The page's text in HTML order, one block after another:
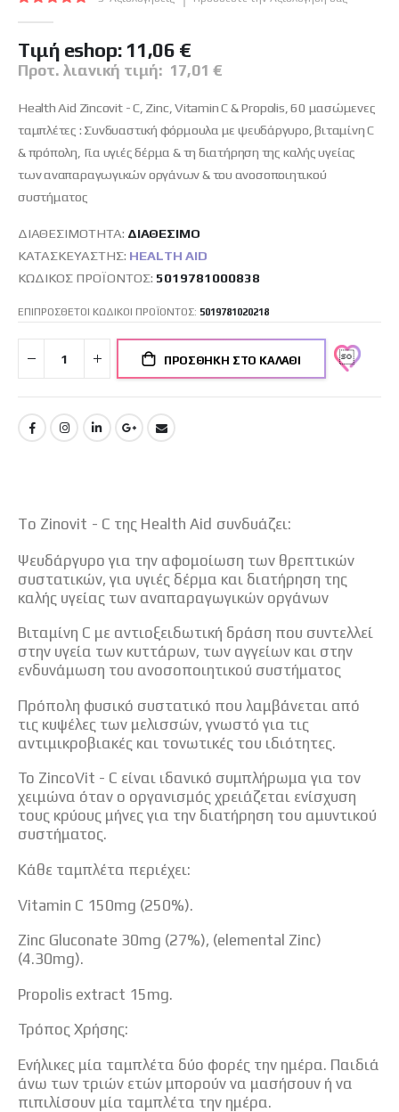
Tιμή eshop: 11,06 €
Προτ. λιανική τιμή: 17,01 €
Health Aid Zincovit - C, Zinc, Vitamin C & Propolis, 60 μασώμενες
ταμπλέτες : Συνδυαστική φόρμουλα με ψευδάργυρο, βιταμίνη C
& πρόπολη, Για υγιές δέρμα & τη διατήρηση της καλής υγείας
των αναπαραγωγικών οργάνων & του ανοσοποιητικού
συστήματος
ΔΙΑΘΕΣΙΜΌΤΗΤΑ: ΔΙΑΘΈΣΙΜO
ΚΑΤΑΣΚΕΥΑΣΤΉΣ: HEALTH AID
ΚΩΔΙΚΌΣ ΠΡΟΪΌΝΤΟΣ 5019781000838
ΕΠΙΠΡΟΣΘΕΤΟΙ ΚΩΔΙΚΟΙ ΠΡΟΪΟΝΤΟΣ: 5019781020218
ΠΡΟΣΘΉΚΗ ΣΤΟ ΚΑΛΆΘΙ
To Zinovit - C της Health Aid συνδυάζει:
Ψευδάργυρο για την αφομοίωση των θρεπτικών
συστατικών, για υγιές δέρμα και διατήρηση της
καλής υγείας των αναπαραγωγικών οργάνων
Βιταμίνη C με αντιοξειδωτική δράση που συντελλεί
στην υγεία των κυττάρων, των αγγείων και στην
ενδυνάμωση του ανοσοποιητικού συστήματος
Πρόπολη φυσικό συστατικό που λαμβάνεται από
τις κυψέλες των μελισσών, γνωστό για τις
αντιμικροβιακές και τονωτικές του ιδιότητες.
Το ZincoVit - C είναι ιδανικό συμπλήρωμα για τον
χειμώνα όταν ο οργανισμός χρειάζεται ενίσχυση
τους κρύους μήνες για την διατήρηση του αμυντικού
συστήματος.
Κάθε ταμπλέτα περιέχει:
Vitamin C 150mg (250%).
Zinc Gluconate 30mg (27%), (elemental Zinc)
(4.30mg).
Propolis extract 15mg.
Τρόπος Χρήσης:
Ενήλικες μία ταμπλέτα δύο φορές την ημέρα. Παιδιά
άνω των τριών ετών μπορούν να μασήσουν ή να
πιπιλίσουν μία ταμπλέτα την ημέρα.